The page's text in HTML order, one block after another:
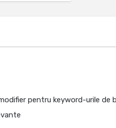
pentru keyword-urile de